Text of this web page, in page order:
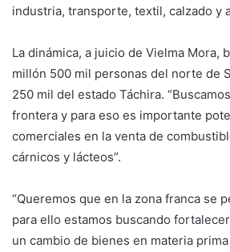
industria, transporte, textil, calzado y
La dinámica, a juicio de Vielma Mora,
millón 500 mil personas del norte de
250 mil del estado Táchira.
frontera y para eso es importante
comerciales en la venta de
cárnicos y lácteos”.
“Queremos que en la zona franca se
para ello estamos buscando
un cambio de bienes en materia